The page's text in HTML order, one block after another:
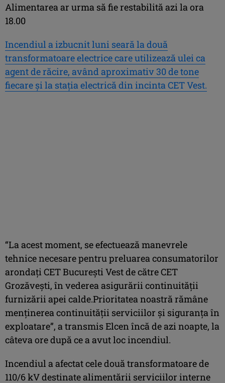
Alimentarea ar urma să fie restabilită azi la ora
18.00
Incendiul a izbucnit luni seară la două
transformatoare electrice care utilizează ulei ca
agent de răcire, având aproximativ 30 de tone
fiecare şi la staţia electrică din incinta CET Vest.
“La acest moment, se efectuează manevrele
tehnice necesare pentru preluarea consumatorilor
arondați CET București Vest de către CET
Grozăvești, în vederea asigurării continuității
furnizării apei calde.Prioritatea noastră rămâne
menținerea continuității serviciilor și siguranța în
exploatare”, a transmis Elcen încă de azi noapte, la
câteva ore după ce a avut loc incendiul.
Incendiul a afectat cele două transformatoare de
110/6 kV destinate alimentării serviciilor interne